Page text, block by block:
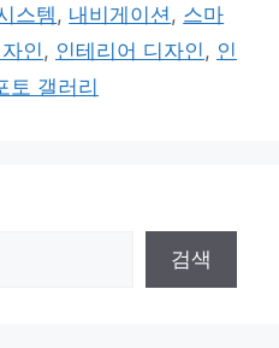
스템 , 내비게이션 , 스마
인 , 인테리어 디자인 , 인
토 갤러리
검색